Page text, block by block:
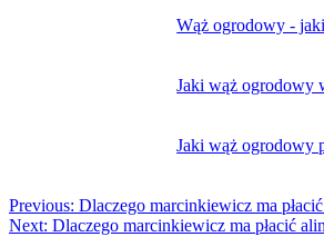
Wąż ogrodowy -
Jaki wąż ogrodowy
Jaki wąż ogrodowy
Previous: Dlaczego marcinkiewicz ma
Next: Dlaczego marcinkiewicz ma płacić